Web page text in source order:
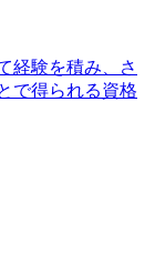
経験を積み、さ
で得られる資格